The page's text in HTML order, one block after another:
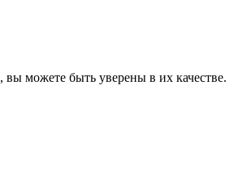
можете быть уверены в их качестве.